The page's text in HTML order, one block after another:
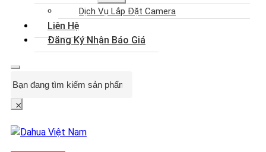
Dịch Vụ Lắp Đặt Camera
Liên Hệ
Đăng Ký Nhận Báo Giá
×